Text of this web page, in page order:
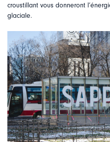
croustillant vous donneront
glaciale.